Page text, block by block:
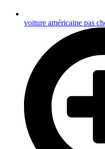
voiture américaine pas